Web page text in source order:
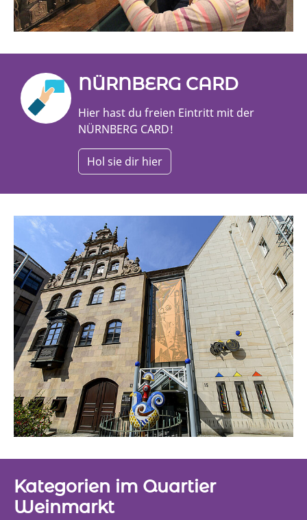
NÜRNBERG CARD
Hier hast du freien Eintritt mit der
NÜRNBERG CARD!
Hol sie dir hier
Kategorien im Quartier
Weinmarkt